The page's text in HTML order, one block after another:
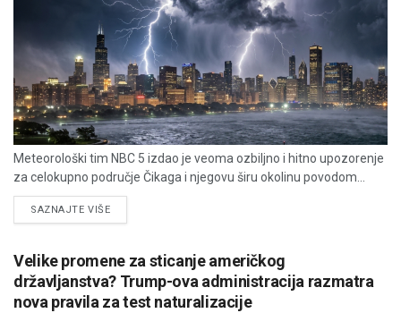
Meteorološki tim NBC 5 izdao je veoma ozbiljno i hitno upozorenje
za celokupno područje Čikaga i njegovu širu okolinu povodom...
SAZNAJTE VIŠEDETAILS
Velike promene za sticanje američkog
državljanstva? Trump-ova administracija razmatra
nova pravila za test naturalizacije